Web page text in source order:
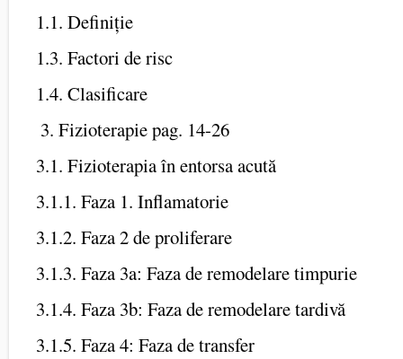
1.1. Definiție
1.3. Factori de risc
1.4. Clasificare
Fizioterapie pag. 14-26
3.1. Fizioterapia în entorsa acută
3.1.1. Faza 1. Inflamatorie
3.1.2. Faza 2 de proliferare
3.1.3. Faza 3a: Faza de remodelare timpurie
3.1.4. Faza 3b: Faza de remodelare tardivă
3.1.5. Faza 4: Faza de transfer